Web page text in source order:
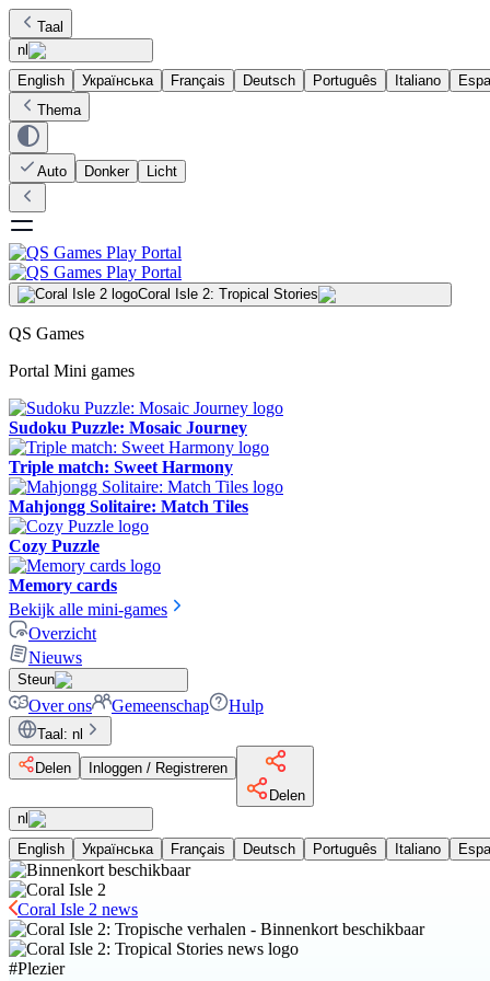
Taal
nl
English
Українська Français Deutsch Português Italiano
Thema
Auto Donker Licht
Coral Isle 2: Tropical Stories
QS Games
Portal Mini games
Sudoku Puzzle: Mosaic Journey
Triple match: Sweet Harmony
Mahjongg Solitaire: Match Tiles
Cozy Puzzle
Memory cards
Bekijk alle mini-games
Overzicht
Nieuws
Steun
Over ons Gemeenschap Hulp
Taal : nl
Delen
Inloggen / Registreren
Delen
nl
English
Українська Français Deutsch Português Italiano
Coral Isle 2 news
#Plezier